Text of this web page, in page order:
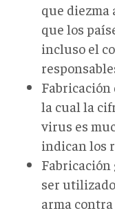
que diezma
que los
incluso el
Fabricación
la cual la
virus es
indican los
Fabricación
ser
arma